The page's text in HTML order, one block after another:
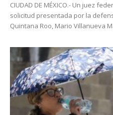
CIUDAD DE MÉXICO.- Un juez
solicitud presentada por la
Quintana Roo, Mario Villanueva